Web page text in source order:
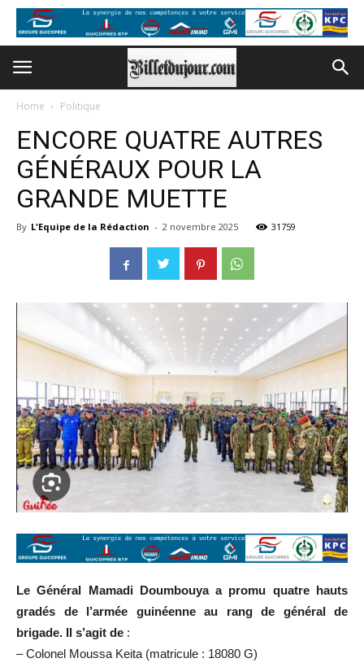
Home Politique
ENCORE QUATRE AUTRES
GÉNÉRAUX POUR LA
GRANDE MUETTE
By L'Equipe de la Rédaction - 2 novembre 2025 31759
Le Général Mamadi Doumbouya a promu quatre hauts
gradés de l’armée guinéenne au rang de général de
brigade. Il s’agit de :
– Colonel Moussa Keita (matricule : 18080 G)